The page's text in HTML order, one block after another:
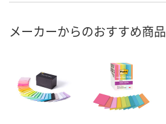
メーカーからのおすすめ商品